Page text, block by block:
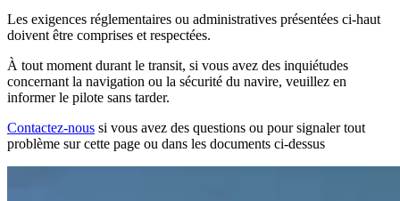
Les exigences réglementaires ou administratives présentées ci-haut
doivent être comprises et respectées.
À tout moment durant le transit, si vous avez des inquiétudes
concernant la navigation ou la sécurité du navire, veuillez en
informer le pilote sans tarder.
Contactez-nous si vous avez des questions ou pour signaler tout
problème sur cette page ou dans les documents ci-dessus